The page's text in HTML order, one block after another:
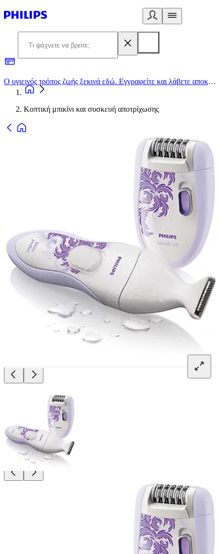
Ο υγιεινός τρόπος ζωής ξεκινά εδώ. Εγγραφείτε και λάβετε αποκλειστικές προσφορές
Κοπτική μπικίνι και συσκευή αποτρίχωσης